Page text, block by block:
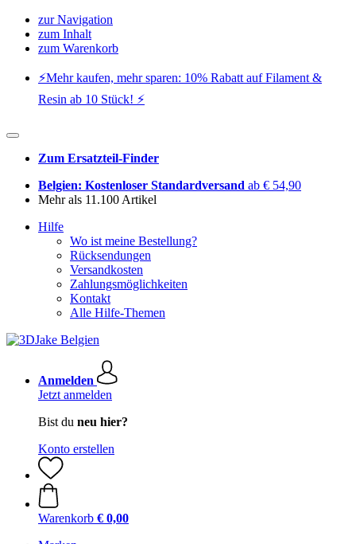
zur Navigation
zum Inhalt
zum Warenkorb
⚡️Mehr kaufen, mehr sparen: 10% Rabatt auf Filament &
Resin ab 10 Stück! ⚡️
Zum Ersatzteil-Finder
Belgien: Kostenloser Standardversand ab € 54,90
Mehr als 11.100 Artikel
Hilfe
Wo ist meine Bestellung?
Rücksendungen
Versandkosten
Zahlungsmöglichkeiten
Kontakt
Alle Hilfe-Themen
Anmelden
Jetzt anmelden
Bist du neu hier?
Konto erstellen
Warenkorb € 0,00